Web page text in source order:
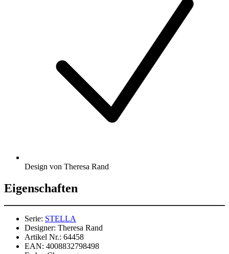
Design von Theresa Rand
Eigenschaften
Serie: STELLA
Designer: Theresa Rand
Artikel Nr.: 64458
EAN: 4008832798498